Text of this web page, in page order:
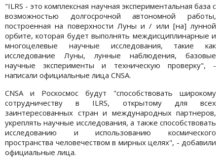
"ILRS - это комплексная научная экспериментальная база с
возможностью долгосрочной автономной работы,
построенная на поверхности Луны и / или [на] лунной
орбите, которая будет выполнять междисциплинарные и
многоцелевые научные исследования, такие как
исследование Луны, лунные наблюдения, базовые
научные эксперименты и техническую проверку", -
написали официальные лица CNSA.
CNSA и Роскосмос будут "способствовать широкому
сотрудничеству в ILRS, открытому для всех
заинтересованных стран и международных партнеров,
укреплять научные исследования, а также способствовать
исследованию и использованию космического
пространства человечеством в мирных целях", - добавили
официальные лица.